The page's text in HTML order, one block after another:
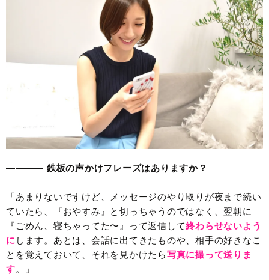
———— 鉄板の声かけフレーズはありますか？
「あまりないですけど、メッセージのやり取りが夜まで続い
ていたら、『おやすみ』と切っちゃうのではなく、翌朝に
『ごめん、寝ちゃってた〜』って返信して終わらせないよう
に します。あとは、会話に出てきたものや、相手の好きなこ
とを覚えておいて、それを見かけたら写真に撮って送りま
す。」